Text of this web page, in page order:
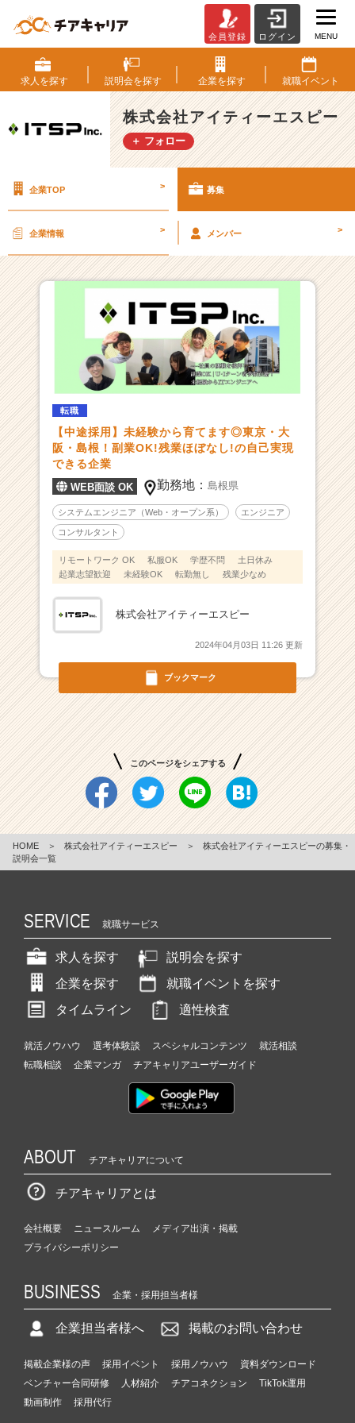
式
会
社
ア
イ
テ
ス
の
採
求
人
一
覧
-
【社
の
挑
を
後
押
る
I
企
長
1
経
験
か
ら
ン
＃
業
＃
I
タ
ン
|
チ
ャ
ー・
長
ら
ス
カ
ト
が
会員登録 ログイン MENU
求人を探す 説明会を探す 企業を探す 就職イベント
株式会社アイティーエスピー
＋ フォロー
企業TOP > 募集
企業情報 > メンバー >
ブックマーク
転職
【中途採用】未経験から育てます◎東京・大
阪・島根！副業OK!残業ほぼなし!の自己実現
できる企業
WEB面談 OK 勤務地：島根県
システムエンジニア（Web・オープン系） エンジニア
コンサルタント
リモートワーク OK 私服OK 学歴不問
土日休み
起業志望歓迎
未経験OK 転勤無し 残業少なめ
株式会社アイティーエスピー
2024年04月03日 11:26 更新
このページをシェアする
HOME ＞ 株式会社アイティーエスピー ＞
株式会社アイティーエスピーの募集・
説明会一覧
SERVICE 就職サービス
求人を探す
説明会を探す
企業を探す
就職イベントを探す
タイムライン
適性検査
就活ノウハウ 選考体験談 スペシャルコンテンツ
就活相談
転職相談
企業マンガ チアキャリアユーザーガイド
ABOUT チアキャリアについて
チアキャリアとは
会社概要 ニュースルーム
メディア出演・掲載
プライバシーポリシー
BUSINESS 企業・採用担当者様
企業担当者様へ 掲載のお問い合わせ
掲載企業様の声 採用イベント 採用ノウハウ
資料ダウンロード
ベンチャー合同研修
人材紹介 チアコネクション
TikTok運用
動画制作
採用代行